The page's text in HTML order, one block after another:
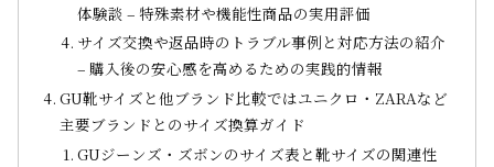
体験談 – 特殊素材や機能性商品の実用評価
サイズ交換や返品時のトラブル事例と対応方法の紹介
– 購入後の安心感を高めるための実践的情報
GU靴サイズと他ブランド比較ではユニクロ・ZARAなど
主要ブランドとのサイズ換算ガイド
GUジーンズ・ズボンのサイズ表と靴サイズの関連性